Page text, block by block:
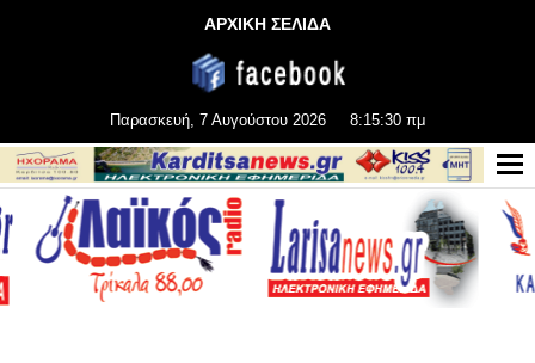
ΑΡΧΙΚΗ ΣΕΛΙΔΑ
Παρασκευή, 7 Αυγούστου 2026 8:15:30 πμ